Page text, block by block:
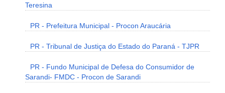
Teresina
PR - Prefeitura Municipal - Procon Araucária
PR - Tribunal de Justiça do Estado do Paraná - TJPR
PR - Fundo Municipal de Defesa do Consumidor de
Sarandi- FMDC - Procon de Sarandi